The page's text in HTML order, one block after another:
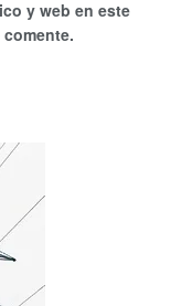
y web en este